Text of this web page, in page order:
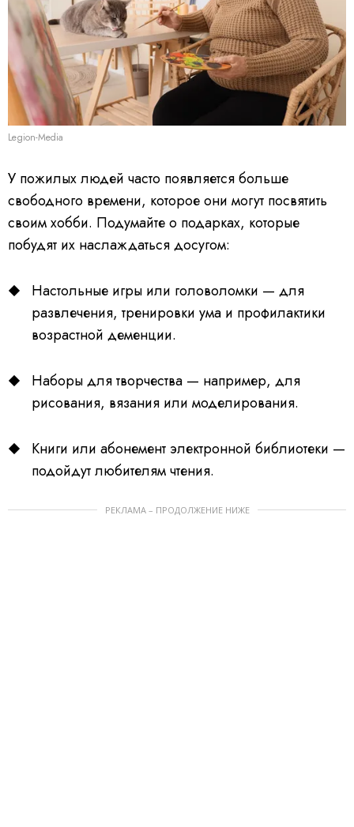
Legion-Media
У пожилых людей часто появляется больше
свободного времени, которое они могут посвятить
своим хобби. Подумайте о подарках, которые
побудят их наслаждаться досугом:
Настольные игры или головоломки — для
развлечения, тренировки ума и профилактики
возрастной деменции.
Наборы для творчества — например, для
рисования, вязания или моделирования.
Книги или абонемент электронной библиотеки —
подойдут любителям чтения.
РЕКЛАМА – ПРОДОЛЖЕНИЕ НИЖЕ